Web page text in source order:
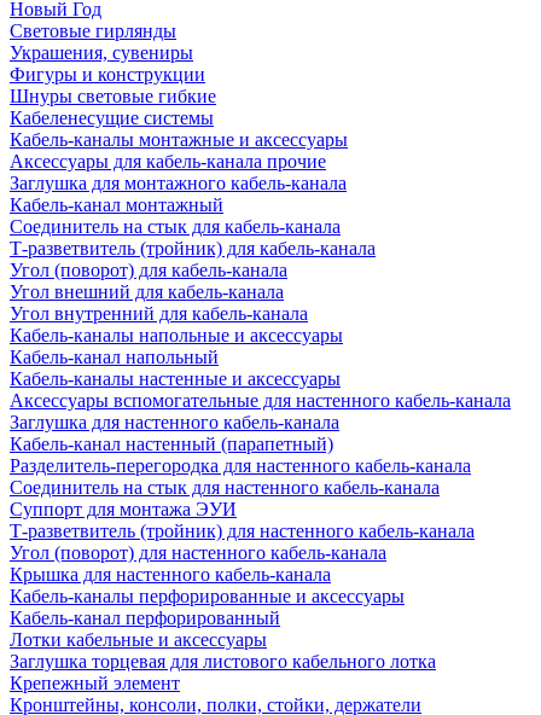
Новый Год
Световые гирлянды
Украшения, сувениры
Фигуры и конструкции
Шнуры световые гибкие
Кабеленесущие системы
Кабель-каналы монтажные и аксессуары
Аксессуары для кабель-канала прочие
Заглушка для монтажного кабель-канала
Кабель-канал монтажный
Соединитель на стык для кабель-канала
Т-разветвитель (тройник) для кабель-канала
Угол (поворот) для кабель-канала
Угол внешний для кабель-канала
Угол внутренний для кабель-канала
Кабель-каналы напольные и аксессуары
Кабель-канал напольный
Кабель-каналы настенные и аксессуары
Аксессуары вспомогательные для настенного кабель-канала
Заглушка для настенного кабель-канала
Кабель-канал настенный (парапетный)
Разделитель-перегородка для настенного кабель-канала
Соединитель на стык для настенного кабель-канала
Суппорт для монтажа ЭУИ
Т-разветвитель (тройник) для настенного кабель-канала
Угол (поворот) для настенного кабель-канала
Крышка для настенного кабель-канала
Кабель-каналы перфорированные и аксессуары
Кабель-канал перфорированный
Лотки кабельные и аксессуары
Заглушка торцевая для листового кабельного лотка
Крепежный элемент
Кронштейны, консоли, полки, стойки, держатели